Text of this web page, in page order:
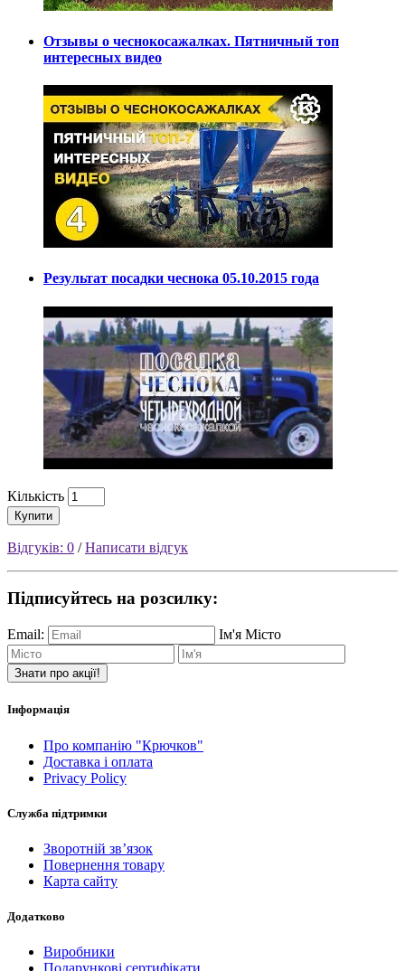
Отзывы о чеснокосажалках. Пятничный топ
интересных видео
Результат посадки чеснока 05.10.2015 года
Кількість
Купити
Відгуків: 0 /Написати відгук
Підписуйтесь на розсилку:
Email: Ім'я Місто
Знати про акції!
Інформація
Про компанію "Крючков"
Доставка і оплата
Privacy Policy
Служба підтримки
Зворотній зв’язок
Повернення товару
Карта сайту
Додатково
Виробники